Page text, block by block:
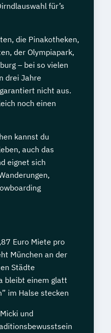
für’s
die Pinakotheken,
der Olympiapark,
– bei so vielen
drei Jahre
nicht aus.
noch einen
kannst du
auch das
eignet sich
Euro Miete pro
München an der
Städte
bleibt einem glatt
im Halse stecken
und